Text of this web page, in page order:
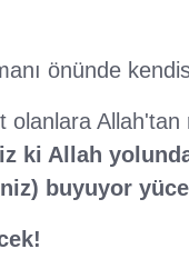
önünde
olanlara
ki Allah
buyuyor